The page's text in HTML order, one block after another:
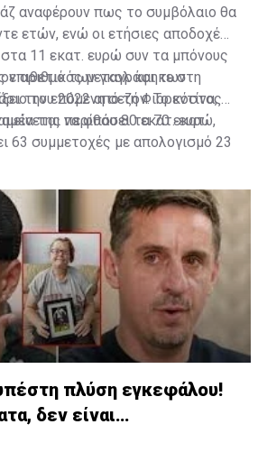
αναφέρουν πως το συμβόλαιο θα
ετών, ενώ οι ετήσιες αποδοχές
11 εκατ. ευρώ συν τα μπόνους
αριθμό των γκολ και των
την επόμενη σεζόν. Το κόστος
να φθάσει τα 70 εκατ.
μεταγράφηκε στη
του 2022 από τη Φιορεντίνα, η
της περίπου 80 εκατ. ευρώ,
63 συμμετοχές με απολογισμό 23
πλύση εγκεφάλου!
δεν είναι